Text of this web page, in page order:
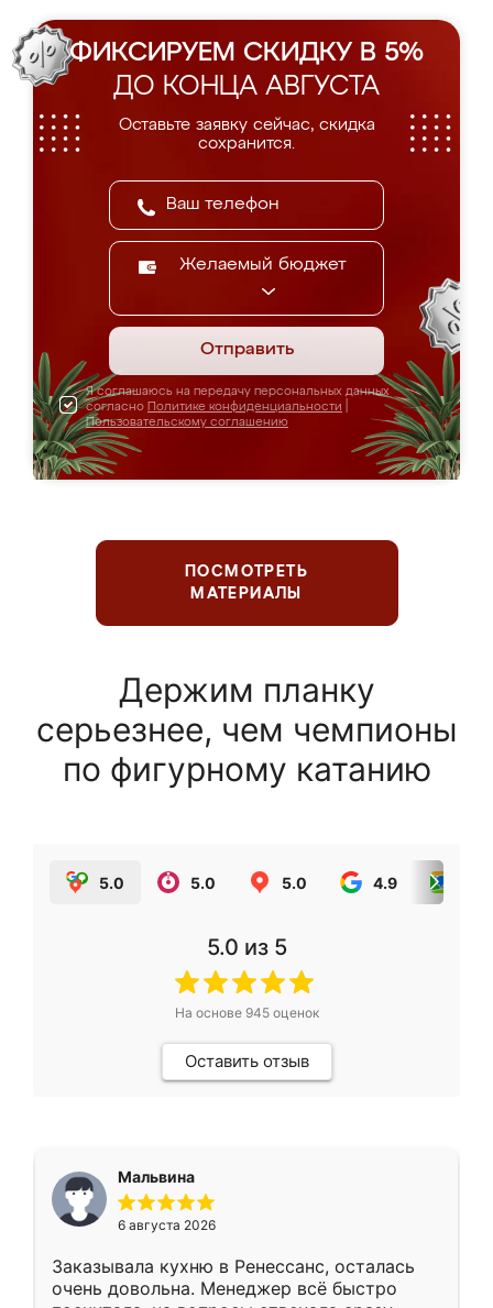
ФИКСИРУЕМ СКИДКУ В 5%
ДО КОНЦА АВГУСТА
Оставьте заявку сейчас, скидка
сохранится.
Желаемый бюджет
Отправить
Я соглашаюсь на передачу персональных данных
согласно Политике конфиденциальности
Пользовательскому соглашению
ПОСМОТРЕТЬ
МАТЕРИАЛЫ
Держим планку
серьезнее, чем чемпионы
по фигурному катанию
5.0 5.0 5.0 4.9
5.0 из 5
На основе 945оценок
Оставить отзыв
Мальвина
6 августа 2026
Заказывала кухню в Ренессанс, осталась
очень довольна. Менеджер всё быстро